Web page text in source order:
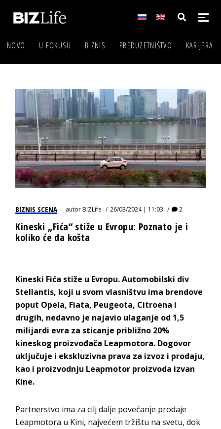
NOVO U FOKUSU BIZNIS PREDUZETNIŠTVO KARIJERA
BIZNIS SCENA autorBIZLife 26/03/2024 | 11:03 2
Kineski „Fića“ stiže u Evropu: Poznato je i
koliko će da košta
Kineski Fića stiže u Evropu. Automobilski div
Stellantis, koji u svom vlasništvu ima brendove
poput Opela, Fiata, Peugeota, Citroena i
drugih, nedavno je najavio ulaganje od 1,5
milijardi evra za sticanje približno 20%
kineskog proizvođača Leapmotora. Dogovor
uključuje i ekskluzivna prava za izvoz i prodaju,
kao i proizvodnju Leapmotor proizvoda izvan
Kine.
Partnerstvo ima za cilj dalje povećanje prodaje
Leapmotora u Kini, najvećem tržištu na svetu, dok